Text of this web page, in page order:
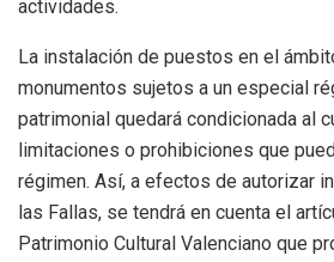
actividades.
La instalación de puestos en el
monumentos sujetos a un especial
patrimonial quedará condicionada al
limitaciones o prohibiciones que
régimen. Así, a efectos de autorizar
las Fallas, se tendrá en cuenta el
Patrimonio Cultural Valenciano que